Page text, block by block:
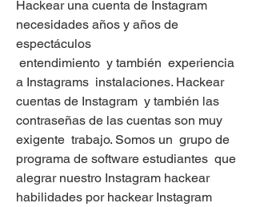
Hackear una cuenta de Instagram
necesidades años y años de
espectáculos
a Instagrams  instalaciones. Hackear
cuentas de Instagram  y también las
contraseñas de las cuentas son muy
exigente  trabajo. Somos un  grupo de
programa de software estudiantes  que
alegrar nuestro Instagram hackear
habilidades por hackear Instagram